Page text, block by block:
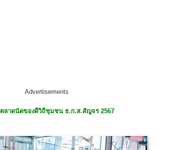
Advertisements
ตลาดนัดของดีวิถีชุมชน ธ.ก.ส.สัญจร 2567